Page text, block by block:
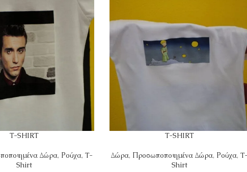
T-SHIRT
Δώρα, Ρούχα, T-
Shirt
T-SHIRT
Δώρα, Προσωποποιημένα Δώρα, Ρούχα,T-
Shirt